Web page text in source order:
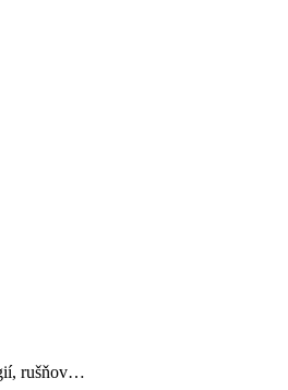
rušňov…